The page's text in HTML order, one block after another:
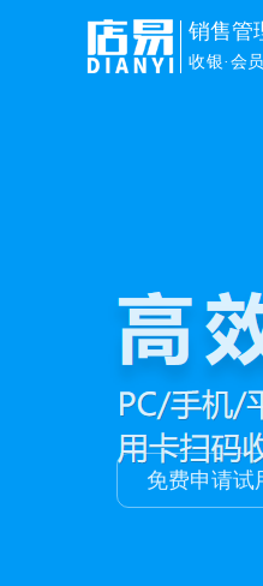
销售管
收银·会
免费申请试